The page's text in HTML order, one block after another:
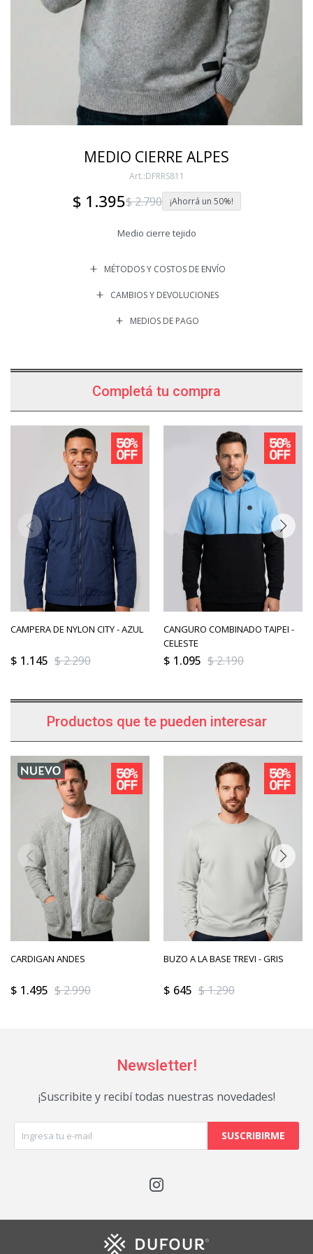
MEDIO CIERRE ALPES
DFRRS811
$ 1.395$2.790 50
Medio cierre tejido
MÉTODOS Y COSTOS DE ENVÍO
CAMBIOS Y DEVOLUCIONES
MEDIOS DE PAGO
Completá tu compra
CAMPERA DE NYLON CITY - AZUL
$ 1.145 $2.290
CANGURO COMBINADO TAIPEI -
CELESTE
$ 1.095 $2.190
Productos que te pueden interesar
CARDIGAN ANDES
$ 1.495 $2.990
BUZO A LA BASE TREVI - GRIS
$ 645 $1.290
Newsletter!
¡Suscribite y recibí todas nuestras novedades!
SUSCRIBIRME
